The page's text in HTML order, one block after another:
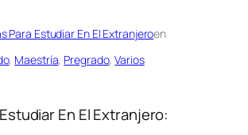
Para Estudiar En El Extranjeroen
, Maestría, Pregrado, Varios
En El Extranjero: